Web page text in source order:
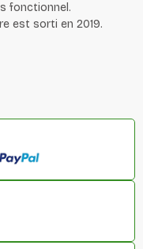
fonctionnel.
est sorti en 2019.